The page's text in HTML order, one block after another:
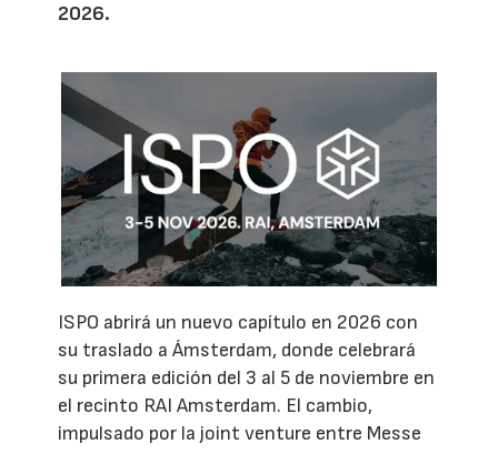
2026.
ISPO abrirá un nuevo capítulo en 2026 con
su traslado a Ámsterdam, donde celebrará
su primera edición del 3 al 5 de noviembre en
el recinto RAI Amsterdam. El cambio,
impulsado por la joint venture entre Messe